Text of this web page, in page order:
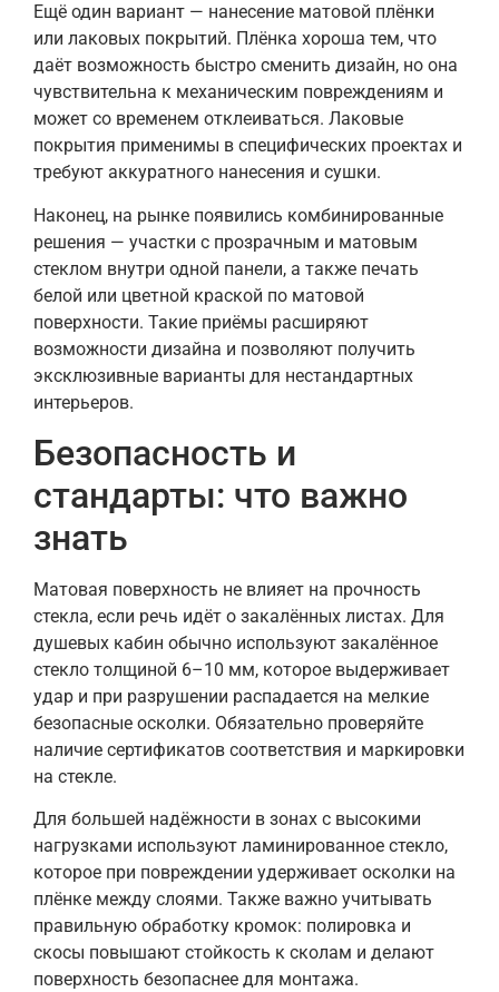
Ещё один вариант — нанесение матовой плёнки
или лаковых покрытий. Плёнка хороша тем, что
даёт возможность быстро сменить дизайн, но она
чувствительна к механическим повреждениям и
может со временем отклеиваться. Лаковые
покрытия применимы в специфических проектах и
требуют аккуратного нанесения и сушки.
Наконец, на рынке появились комбинированные
решения — участки с прозрачным и матовым
стеклом внутри одной панели, а также печать
белой или цветной краской по матовой
поверхности. Такие приёмы расширяют
возможности дизайна и позволяют получить
эксклюзивные варианты для нестандартных
интерьеров.
Безопасность и
стандарты: что важно
знать
Матовая поверхность не влияет на прочность
стекла, если речь идёт о закалённых листах. Для
душевых кабин обычно используют закалённое
стекло толщиной 6–10 мм, которое выдерживает
удар и при разрушении распадается на мелкие
безопасные осколки. Обязательно проверяйте
наличие сертификатов соответствия и маркировки
на стекле.
Для большей надёжности в зонах с высокими
нагрузками используют ламинированное стекло,
которое при повреждении удерживает осколки на
плёнке между слоями. Также важно учитывать
правильную обработку кромок: полировка и
скосы повышают стойкость к сколам и делают
поверхность безопаснее для монтажа.